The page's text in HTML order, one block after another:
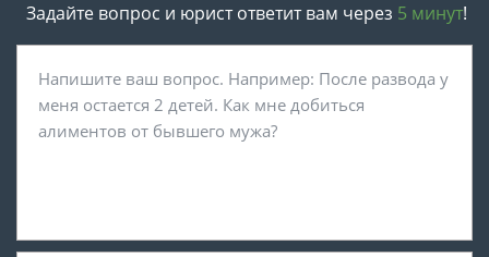
Задайте вопрос и юрист ответит вам через 5 минут!